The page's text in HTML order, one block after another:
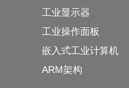
工业显示器
工业操作面板
嵌入式工业计算机
ARM架构